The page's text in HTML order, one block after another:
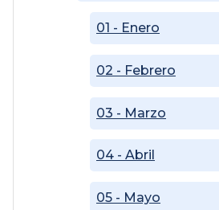
01 - Enero
02 - Febrero
03 - Marzo
04 - Abril
05 - Mayo